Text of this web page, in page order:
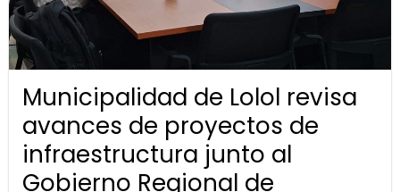
Municipalidad de Lolol revisa
avances de proyectos de
infraestructura junto al
Gobierno Regional de